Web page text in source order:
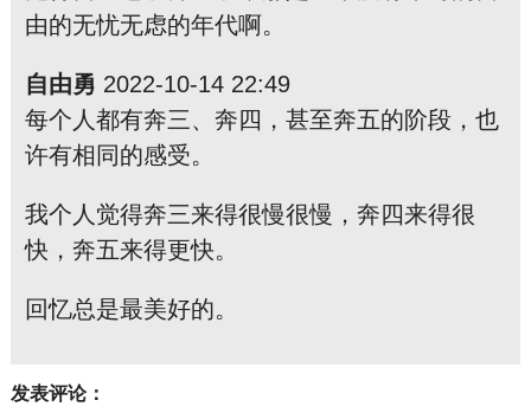
由的无忧无虑的年代啊。
自由勇 2022-10-14 22:49
每个人都有奔三、奔四，甚至奔五的阶段，也
许有相同的感受。
我个人觉得奔三来得很慢很慢，奔四来得很
快，奔五来得更快。
回忆总是最美好的。
发表评论：